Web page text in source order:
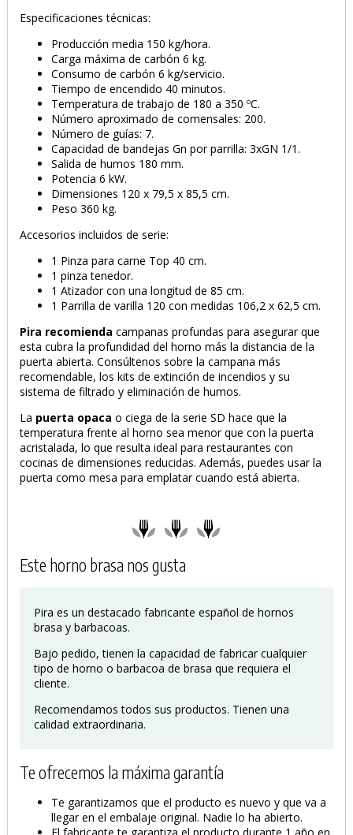
Encina 15 kg
Palet de 44 sacos a
1,34 € /kg
884,40 €
Marabú Saco de 15 kg
Palet de 48 sacos a
1,44 €
1.036,80 €
Especificaciones técnicas:
Producción media 150 kg/hora.
Carga máxima de carbón 6 kg.
Consumo de carbón 6 kg/servicio.
Tiempo de encendido 40 minutos.
Temperatura de trabajo de 180 a 350 ºC.
Número aproximado de comensales: 200.
Número de guías: 7.
Capacidad de bandejas Gn por parrilla: 3xGN 1/1.
Salida de humos 180 mm.
Potencia 6 kW.
Dimensiones 120 x 79,5 x 85,5 cm.
Peso 360 kg.
Accesorios incluidos de serie:
1 Pinza para carne Top 40 cm.
1 pinza tenedor.
1 Atizador con una longitud de 85 cm.
1 Parrilla de varilla 120 con medidas 106,2 x 62,5 cm.
Pira recomienda campanas profundas para asegurar que
esta cubra la profundidad del horno más la distancia de la
puerta abierta. Consúltenos sobre la campana más
recomendable, los kits de extinción de incendios y su
sistema de filtrado y eliminación de humos.
La puerta opaca o ciega de la serie SD hace que la
temperatura frente al horno sea menor que con la puerta
acristalada, lo que resulta ideal para restaurantes con
cocinas de dimensiones reducidas. Además, puedes usar la
puerta como mesa para emplatar cuando está abierta.
Este horno brasa nos gusta
Pira es un destacado fabricante español de hornos
brasa y barbacoas.
Bajo pedido, tienen la capacidad de fabricar cualquier
tipo de horno o barbacoa de brasa que requiera el
cliente.
Recomendamos todos sus productos. Tienen una
calidad extraordinaria.
Te ofrecemos la máxima garantía
Te garantizamos que el producto es nuevo y que va a
llegar en el embalaje original. Nadie lo ha abierto.